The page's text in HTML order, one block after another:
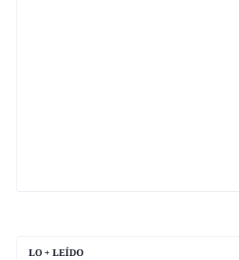
LO + LEÍDO